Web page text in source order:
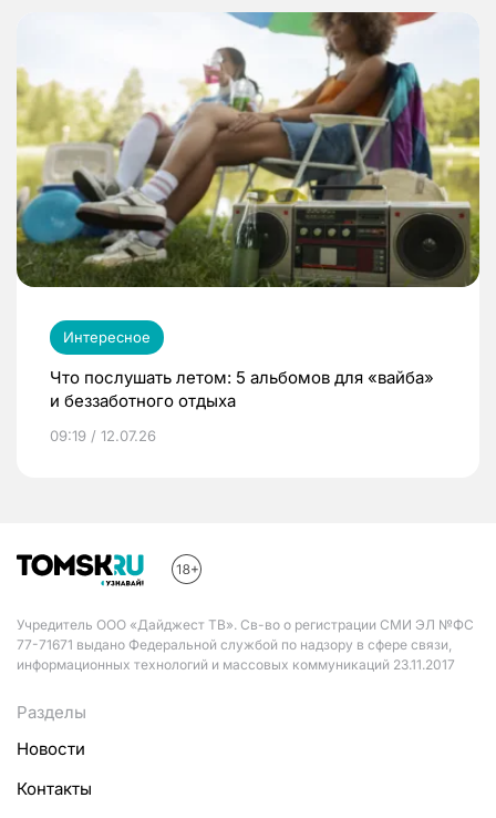
Интересное
Что послушать летом: 5 альбомов для «вайба»
и беззаботного отдыха
09:19 / 12.07.26
Учредитель ООО «Дайджест ТВ». Св-во о регистрации СМИ ЭЛ №ФС
77-71671 выдано Федеральной службой по надзору в сфере связи,
информационных технологий и массовых коммуникаций 23.11.2017
Разделы
Новости
Контакты